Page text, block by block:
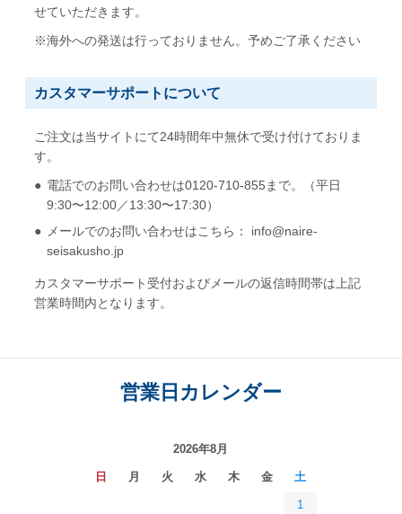
せていただきます。
※海外への発送は行っておりません。予めご了承ください
カスタマーサポートについて
ご注文は当サイトにて24時間年中無休で受け付けておりま
す。
電話でのお問い合わせは0120-710-855まで。（平日
9:30〜12:00／13:30〜17:30）
メールでのお問い合わせはこちら： info@naire-
seisakusho.jp
カスタマーサポート受付およびメールの返信時間帯は上記
営業時間内となります。
営業日カレンダー
2026年8月
日 月 火 水 木 金 土
1